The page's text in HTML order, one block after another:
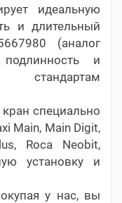
идеальную
и длительный
(аналог
и
стандартам
специально
Main, Main Digit,
Roca Neobit,
установку и
у нас, вы